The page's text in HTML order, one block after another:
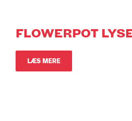
FLOWERPOT
LÆS MERE